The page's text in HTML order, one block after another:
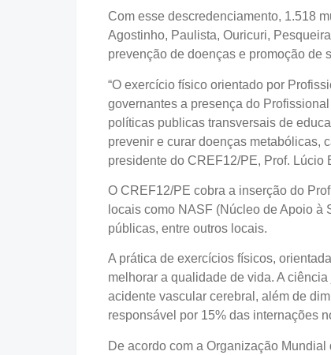
Com esse descredenciamento, 1.518
Agostinho, Paulista, Ouricuri,
prevenção de doenças e promoção de
“O exercício físico orientado por
governantes a presença do
políticas publicas transversais de
prevenir e curar doenças metabólicas,
presidente do CREF12/PE, Prof. Lúcio
O CREF12/PE cobra a inserção do
locais como NASF (Núcleo de Apoio
públicas, entre outros locais.
A prática de exercícios físicos,
melhorar a qualidade de vida. A
acidente vascular cerebral, além de
responsável por 15% das internações
De acordo com a Organização